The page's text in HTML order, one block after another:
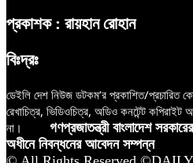
প্রকাশক : রায়হান রোহান
বিঃদ্রঃ
ডেইলি দেশ নিউজ ডটকম’র প্রকাশিত/প্রচারিত
রেখাচিত্র, ভিডিওচিত্র, অডিও কনটেন্ট কপিরাইট
না।
গণপ্রজাতন্ত্রী বাংলাদেশ
অধীনে নিবন্ধনের আবেদন সম্পন্ন